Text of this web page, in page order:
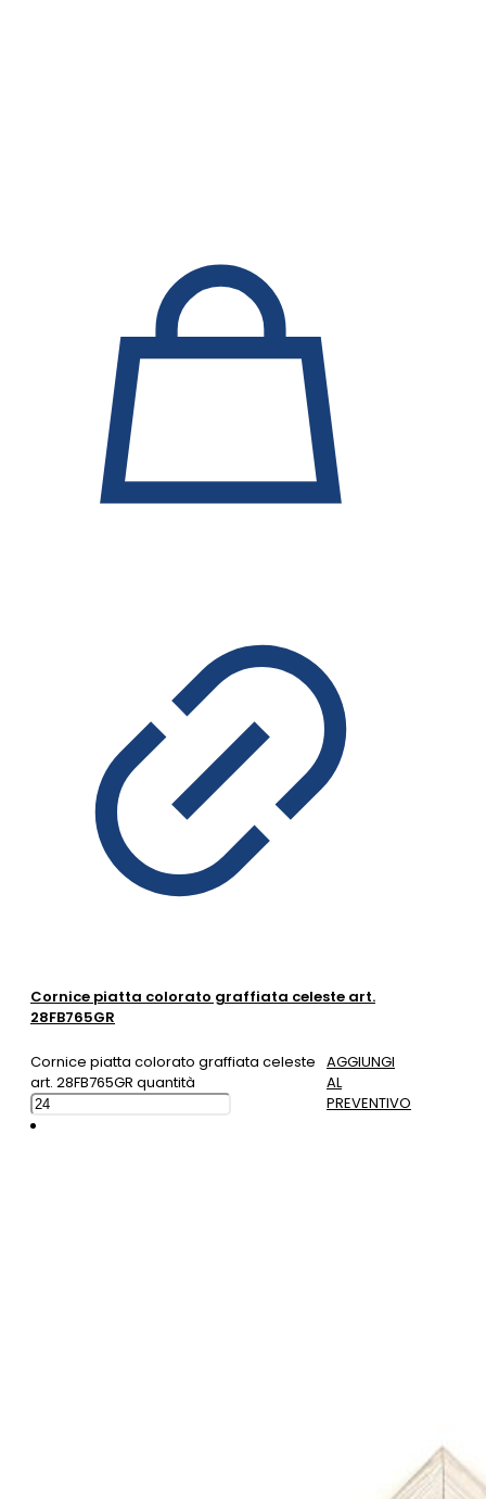
Cornice piatta colorato graffiata celeste art.
28FB765GR
Cornice piatta colorato graffiata celeste
art. 28FB765GR quantità
AGGIUNGI
AL
PREVENTIVO